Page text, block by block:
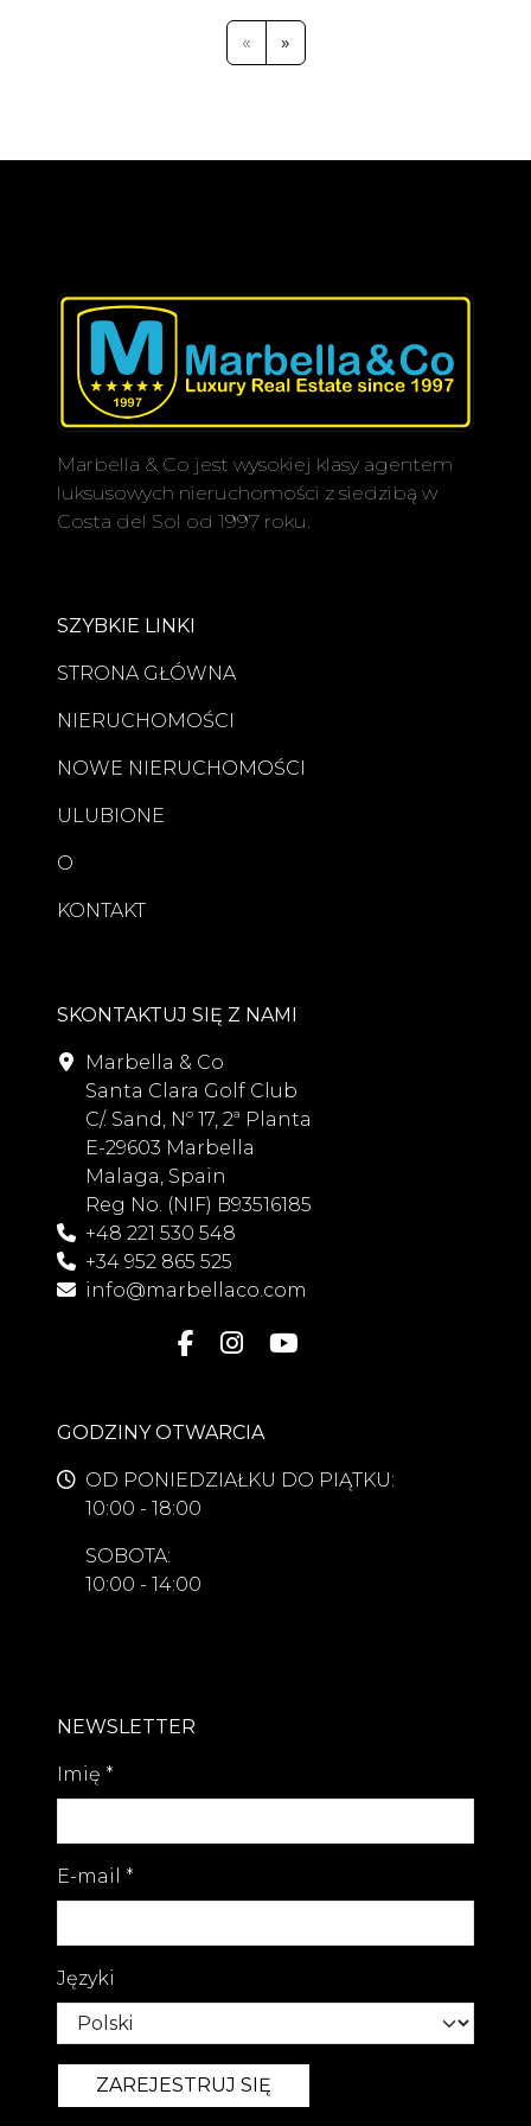
spokoju dla mieszkańców.
« »
Marbella & Co jest wysokiej klasy agentem
luksusowych nieruchomości z siedzibą w
Costa del Sol od 1997 roku.
SZYBKIE LINKI
STRONA GŁÓWNA
NIERUCHOMOŚCI
NOWE NIERUCHOMOŚCI
ULUBIONE
O
KONTAKT
SKONTAKTUJ SIĘ Z NAMI
Marbella & Co
Santa Clara Golf Club
C/. Sand, Nº 17, 2ª Planta
E-29603 Marbella
Malaga, Spain
Reg No. (NIF) B93516185
+48 221 530 548
+34 952 865 525
info@marbellaco.com
GODZINY OTWARCIA
OD PONIEDZIAŁKU DO PIĄTKU:
10:00 - 18:00
SOBOTA:
10:00 - 14:00
NEWSLETTER
Imię *
E-mail *
Języki